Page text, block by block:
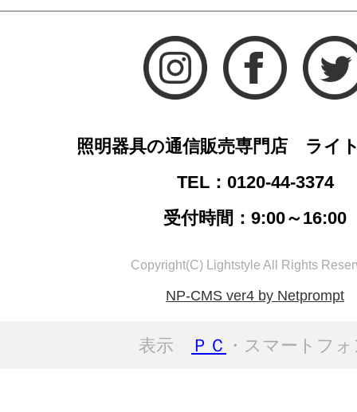
照明器具の通信販売専門店 ライ
TEL：0120-44-3374
受付時間：9:00～16:00
Copyright(C) Lightstyle All Rights
NP-CMS ver4 by Netprompt
表示 ＰＣ ・スマートフ